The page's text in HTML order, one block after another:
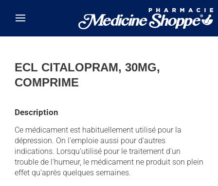
ECL CITALOPRAM, 30MG,
COMPRIME
Description
Ce médicament est habituellement utilisé pour la
dépression. On l'emploie aussi pour d'autres
indications. Lorsqu'utilisé pour le traitement d'un
trouble de l'humeur, le médicament ne produit son plein
effet qu'après quelques semaines.